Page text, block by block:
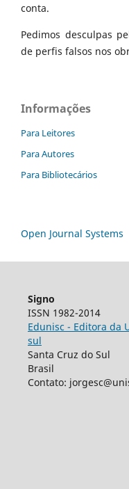
conta.
Pedimos desculpas
de perfis falsos nos
Informações
Para Leitores
Para Autores
Para Bibliotecários
Open Journal Systems
Signo
ISSN 1982-2014
Edunisc - Editora da
sul
Santa Cruz do Sul
Brasil
Contato: